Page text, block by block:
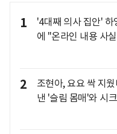
1
'4대째 의사 집안' 하
에 "온라인 내용 사
2
조현아, 요요 싹 지
낸 '슬림 몸매'와 시